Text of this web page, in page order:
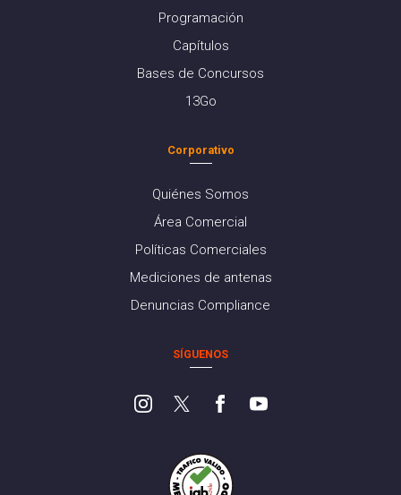
Programación
Capítulos
Bases de Concursos
13Go
Corporativo
Quiénes Somos
Área Comercial
Políticas Comerciales
Mediciones de antenas
Denuncias Compliance
SÍGUENOS